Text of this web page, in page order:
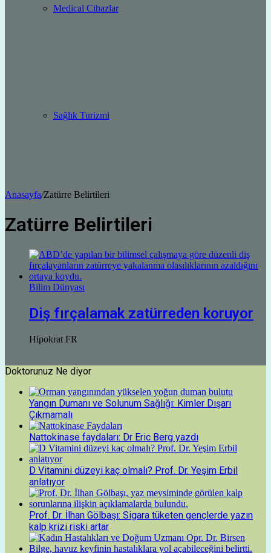
Medical Cihazlar
Sağlık Turizmi
Anasayfa/Zatürre Belirtileri
Zatürre Belirtileri
Bilim Dünyası
Diş fırçalamak zatürreden koruyor
Hipokrat FR
Doktorunuz Ne diyor
Yangın Dumanı ve Solunum Sağlığı: Kimler Dışarı
Çıkmamalı
Nattokinase faydaları: Dr Eric Berg yazdı
D Vitamini düzeyi kaç olmalı? Prof. Dr. Yeşim Erbil
anlatıyor
Prof. Dr. İlhan Gölbaşı: Sigara tüketen gençlerde yazın
kalp krizi riski artar